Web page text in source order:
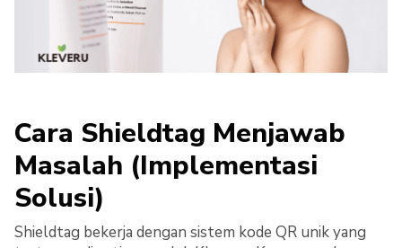
Cara Shieldtag Menjawab
Masalah (Implementasi
Solusi)
Shieldtag bekerja dengan sistem kode QR unik yang